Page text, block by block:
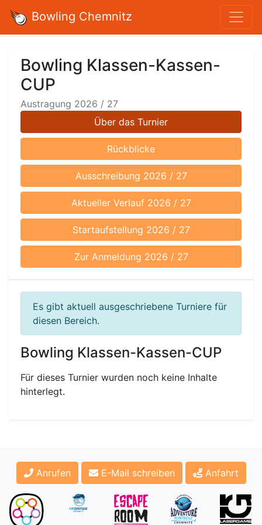
Bowling Chemnitz
Bowling Klassen-Kassen-
CUP
Austragung 2026 / 27
Über das Turnier
Rückblicke
Ausschreibung 2026 / 27
Aktueller Verlauf 2026 / 27
Startaufstellung 2026 / 27
Zur Anmeldung 2026 / 27
Es gibt aktuell ausgeschriebene Turniere für
diesen Bereich.
Bowling Klassen-Kassen-CUP
Für dieses Turnier wurden noch keine Inhalte
hinterlegt.
Anrufen E-Mail schreiben Anfahrt